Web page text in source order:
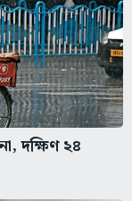
দক্ষিণ ২৪